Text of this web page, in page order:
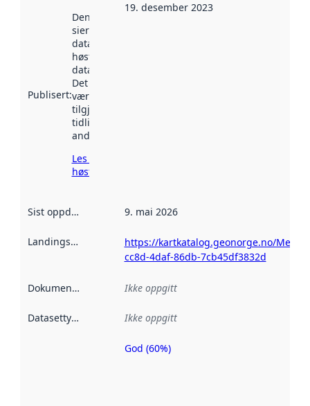
Publisert:
Denne datoen
sier når
datasettet ble
høstet av
data.norge.no.
Det kan ha
vært
tilgjengelig
tidligere
andre steder.
Les mer om
høsting her
19. desember 2023
Sist oppdatert 9. mai 2026
Landingsside
https://kartkatalog.geonorge.no/
cc8d-4daf-86db-7cb45df3832d
Dokumentasjon Ikke oppgitt
Datasettype Ikke oppgitt
Metadatakvalitet
God (60%)